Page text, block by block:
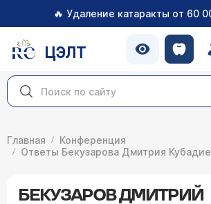
🔥 Удаление катаракты от 60
ЦЭЛТ
Главная
Конференция
Ответы Бекузарова Дмитрия
БЕКУЗАРОВ ДМИТРИЙ